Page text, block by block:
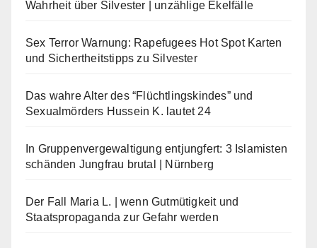
Wahrheit über Silvester | unzählige Ekelfälle
Sex Terror Warnung: Rapefugees Hot Spot Karten
und Sichertheitstipps zu Silvester
Das wahre Alter des “Flüchtlingskindes” und
Sexualmörders Hussein K. lautet 24
In Gruppenvergewaltigung entjungfert: 3 Islamisten
schänden Jungfrau brutal | Nürnberg
Der Fall Maria L. | wenn Gutmütigkeit und
Staatspropaganda zur Gefahr werden